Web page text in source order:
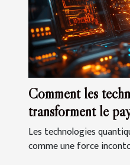
Comment les
transforment le
mondial
Les technologies
comme une force